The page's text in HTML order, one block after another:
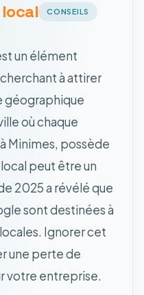
local CONSEILS
un élément
à attirer
géographique
où chaque
Minimes, possède
peut être un
2025 a révélé que
sont destinées à
Ignorer cet
une perte de
votre entreprise.